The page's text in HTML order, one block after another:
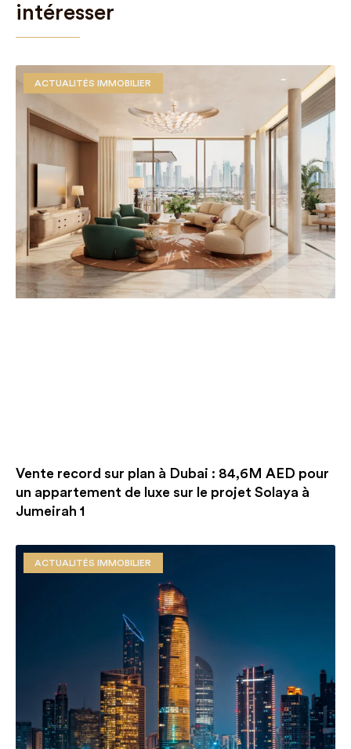
intéresser
ACTUALITÉS IMMOBILIER
Vente record sur plan à Dubai : 84,6M AED pour
un appartement de luxe sur le projet Solaya à
Jumeirah 1
ACTUALITÉS IMMOBILIER